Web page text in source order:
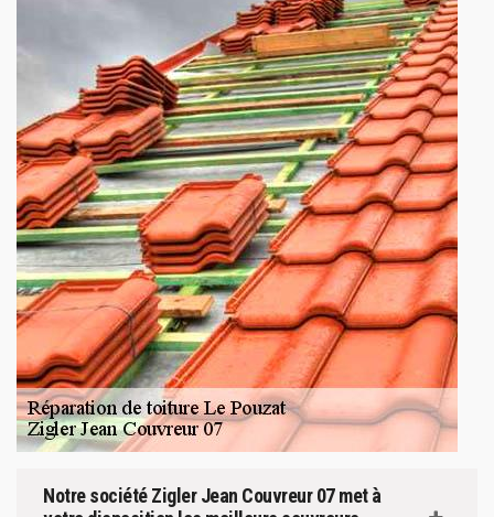
Notre société Zigler Jean Couvreur 07 met à